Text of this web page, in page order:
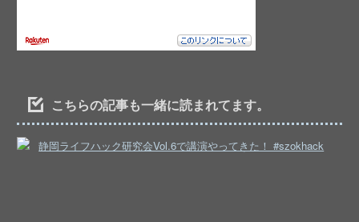
こちらの記事も一緒に読まれてます。
静岡ライフハック研究会Vol.6で講演やってきた！ #szokhack